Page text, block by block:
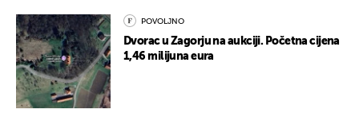
POVOLJNO
Dvorac u Zagorju na aukciji. Početna cijena
1,46 milijuna eura